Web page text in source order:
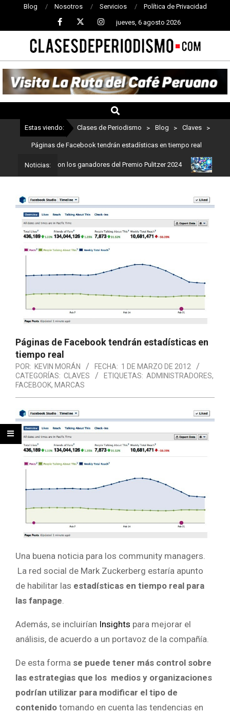
Blog Nosotros Servicios Política de Privacidad
jueves, 6 agosto 2026
CLASES
DE
PERIODISMO
Estas viendo: Clases de Periodismo > Blog > Claves >
Páginas de Facebook tendrán estadísticas en tiempo real
Noticias:
Estos son los ganadores del Premio Pulitzer 2024
Páginas de Facebook tendrán estadísticas en
tiempo real
POR: KEVIN MORÁN FECHA: 1 DE MARZO DE 2012
CATEGORÍAS: CLAVES ETIQUETAS: ADMINISTRADORES,
FACEBOOK, MARCAS
Una buena noticia para los community managers.
La red social de Mark Zuckerberg estaría apunto
de habilitar las estadísticas en tiempo real para
las fanpage
Además, se incluirían Insights para mejorar el
análisis, de acuerdo a un portavoz de la compañía.
De esta forma se puede tener más control sobre
las estrategias que los medios y organizaciones
podrían utilizar para modificar el tipo de
contenido tomando en cuenta las tendencias en